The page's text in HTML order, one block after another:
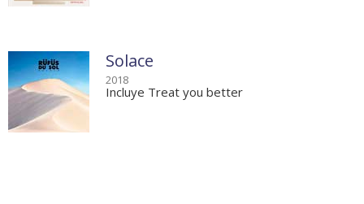
Solace
2018
Incluye Treat you better